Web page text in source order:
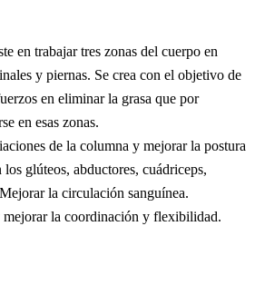
en trabajar tres zonas del cuerpo en
y piernas. Se crea con el objetivo de
en eliminar la grasa que por
en esas zonas.
de la columna y mejorar la postura
glúteos, abductores, cuádriceps,
la circulación sanguínea.
mejorar la coordinación y flexibilidad.